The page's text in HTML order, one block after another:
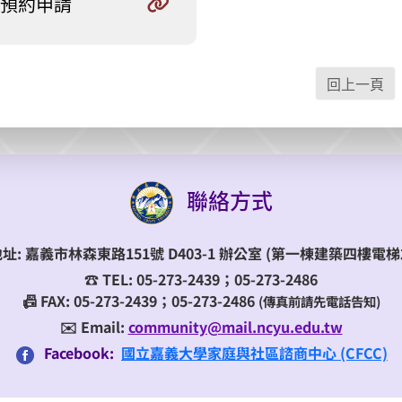
回上一頁
聯絡方式
: 嘉義市林森東路151號 D403-1 辦公室 (第一棟建築四樓電
☎️TEL: 05-273-2439；05-273-2486
📠 FAX: 05-273-2439；05-273-2486 (傳真前請先電話告知)
✉️ Email: community@mail.ncyu.edu.tw
Facebook: 國立嘉義大學家庭與社區諮商中心 (CFCC)